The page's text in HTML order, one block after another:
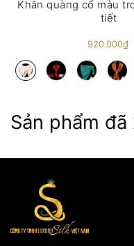
Nếu khách hàng
thông tin hình
Khăn quàng cổ màu
tiết
920.000₫
Sản phẩm đã